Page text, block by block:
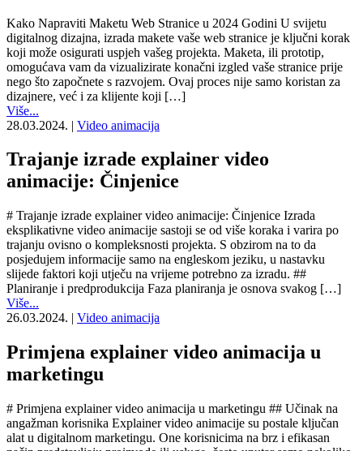
Kako Napraviti Maketu Web Stranice u 2024 Godini U svijetu
digitalnog dizajna, izrada makete vaše web stranice je ključni korak
koji može osigurati uspjeh vašeg projekta. Maketa, ili prototip,
omogućava vam da vizualizirate konačni izgled vaše stranice prije
nego što započnete s razvojem. Ovaj proces nije samo koristan za
dizajnere, već i za klijente koji […]
Više...
28.03.2024. | Video animacija
Trajanje izrade explainer video
animacije: Činjenice
# Trajanje izrade explainer video animacije: Činjenice Izrada
eksplikativne video animacije sastoji se od više koraka i varira po
trajanju ovisno o kompleksnosti projekta. S obzirom na to da
posjedujem informacije samo na engleskom jeziku, u nastavku
slijede faktori koji utječu na vrijeme potrebno za izradu. ##
Planiranje i predprodukcija Faza planiranja je osnova svakog […]
Više...
26.03.2024. | Video animacija
Primjena explainer video animacija u
marketingu
# Primjena explainer video animacija u marketingu ## Učinak na
angažman korisnika Explainer video animacije su postale ključan
alat u digitalnom marketingu. One korisnicima na brz i efikasan